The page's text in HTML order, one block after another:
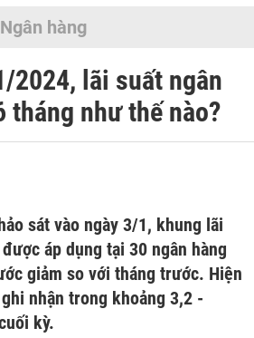
Ngân hàng
2024, lãi suất ngân
tháng như thế nào?
sát vào ngày 3/1, khung lãi
áp dụng tại 30 ngân hàng
giảm so với tháng trước. Hiện
nhận trong khoảng 3,2 -
kỳ.